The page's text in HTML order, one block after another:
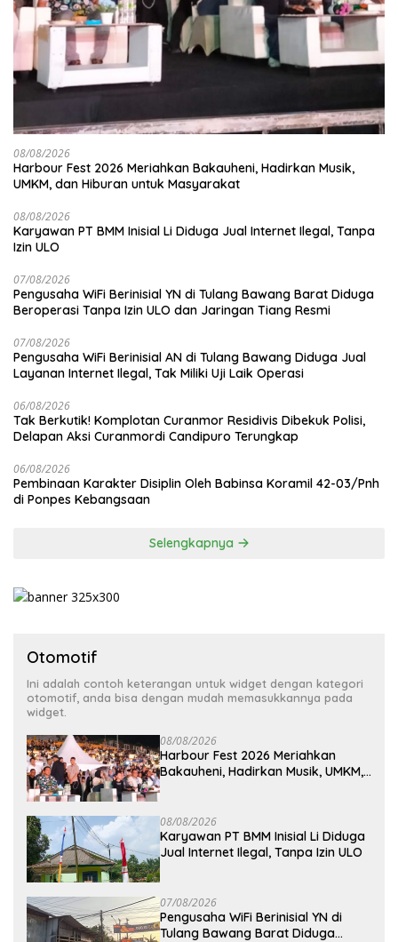
08/08/2026
Harbour Fest 2026 Meriahkan Bakauheni, Hadirkan Musik,
UMKM, dan Hiburan untuk Masyarakat
08/08/2026
Karyawan PT BMM Inisial Li Diduga Jual Internet Ilegal, Tanpa
Izin ULO
07/08/2026
Pengusaha WiFi Berinisial YN di Tulang Bawang Barat Diduga
Beroperasi Tanpa Izin ULO dan Jaringan Tiang Resmi
07/08/2026
Pengusaha WiFi Berinisial AN di Tulang Bawang Diduga Jual
Layanan Internet Ilegal, Tak Miliki Uji Laik Operasi
06/08/2026
Tak Berkutik! Komplotan Curanmor Residivis Dibekuk Polisi,
Delapan Aksi Curanmordi Candipuro Terungkap
06/08/2026
Pembinaan Karakter Disiplin Oleh Babinsa Koramil 42-03/Pnh
di Ponpes Kebangsaan
Selengkapnya
Otomotif
Ini adalah contoh keterangan untuk widget dengan kategori
otomotif, anda bisa dengan mudah memasukkannya pada
widget.
08/08/2026
Harbour Fest 2026 Meriahkan
Bakauheni, Hadirkan Musik, UMKM,
08/08/2026
Karyawan PT BMM Inisial Li Diduga
Jual Internet Ilegal, Tanpa Izin ULO
07/08/2026
Pengusaha WiFi Berinisial YN di
Tulang Bawang Barat Diduga